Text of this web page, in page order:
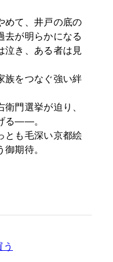
めて、井戸の底の
去が明らかになる
泣き、ある者は見
族をつなぐ強い絆
門選挙が迫り、
る――。
とも毛深い京都絵
期待。